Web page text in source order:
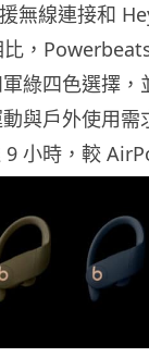
無線連接和
，
綠四色選擇，
與戶外使用
小時，較